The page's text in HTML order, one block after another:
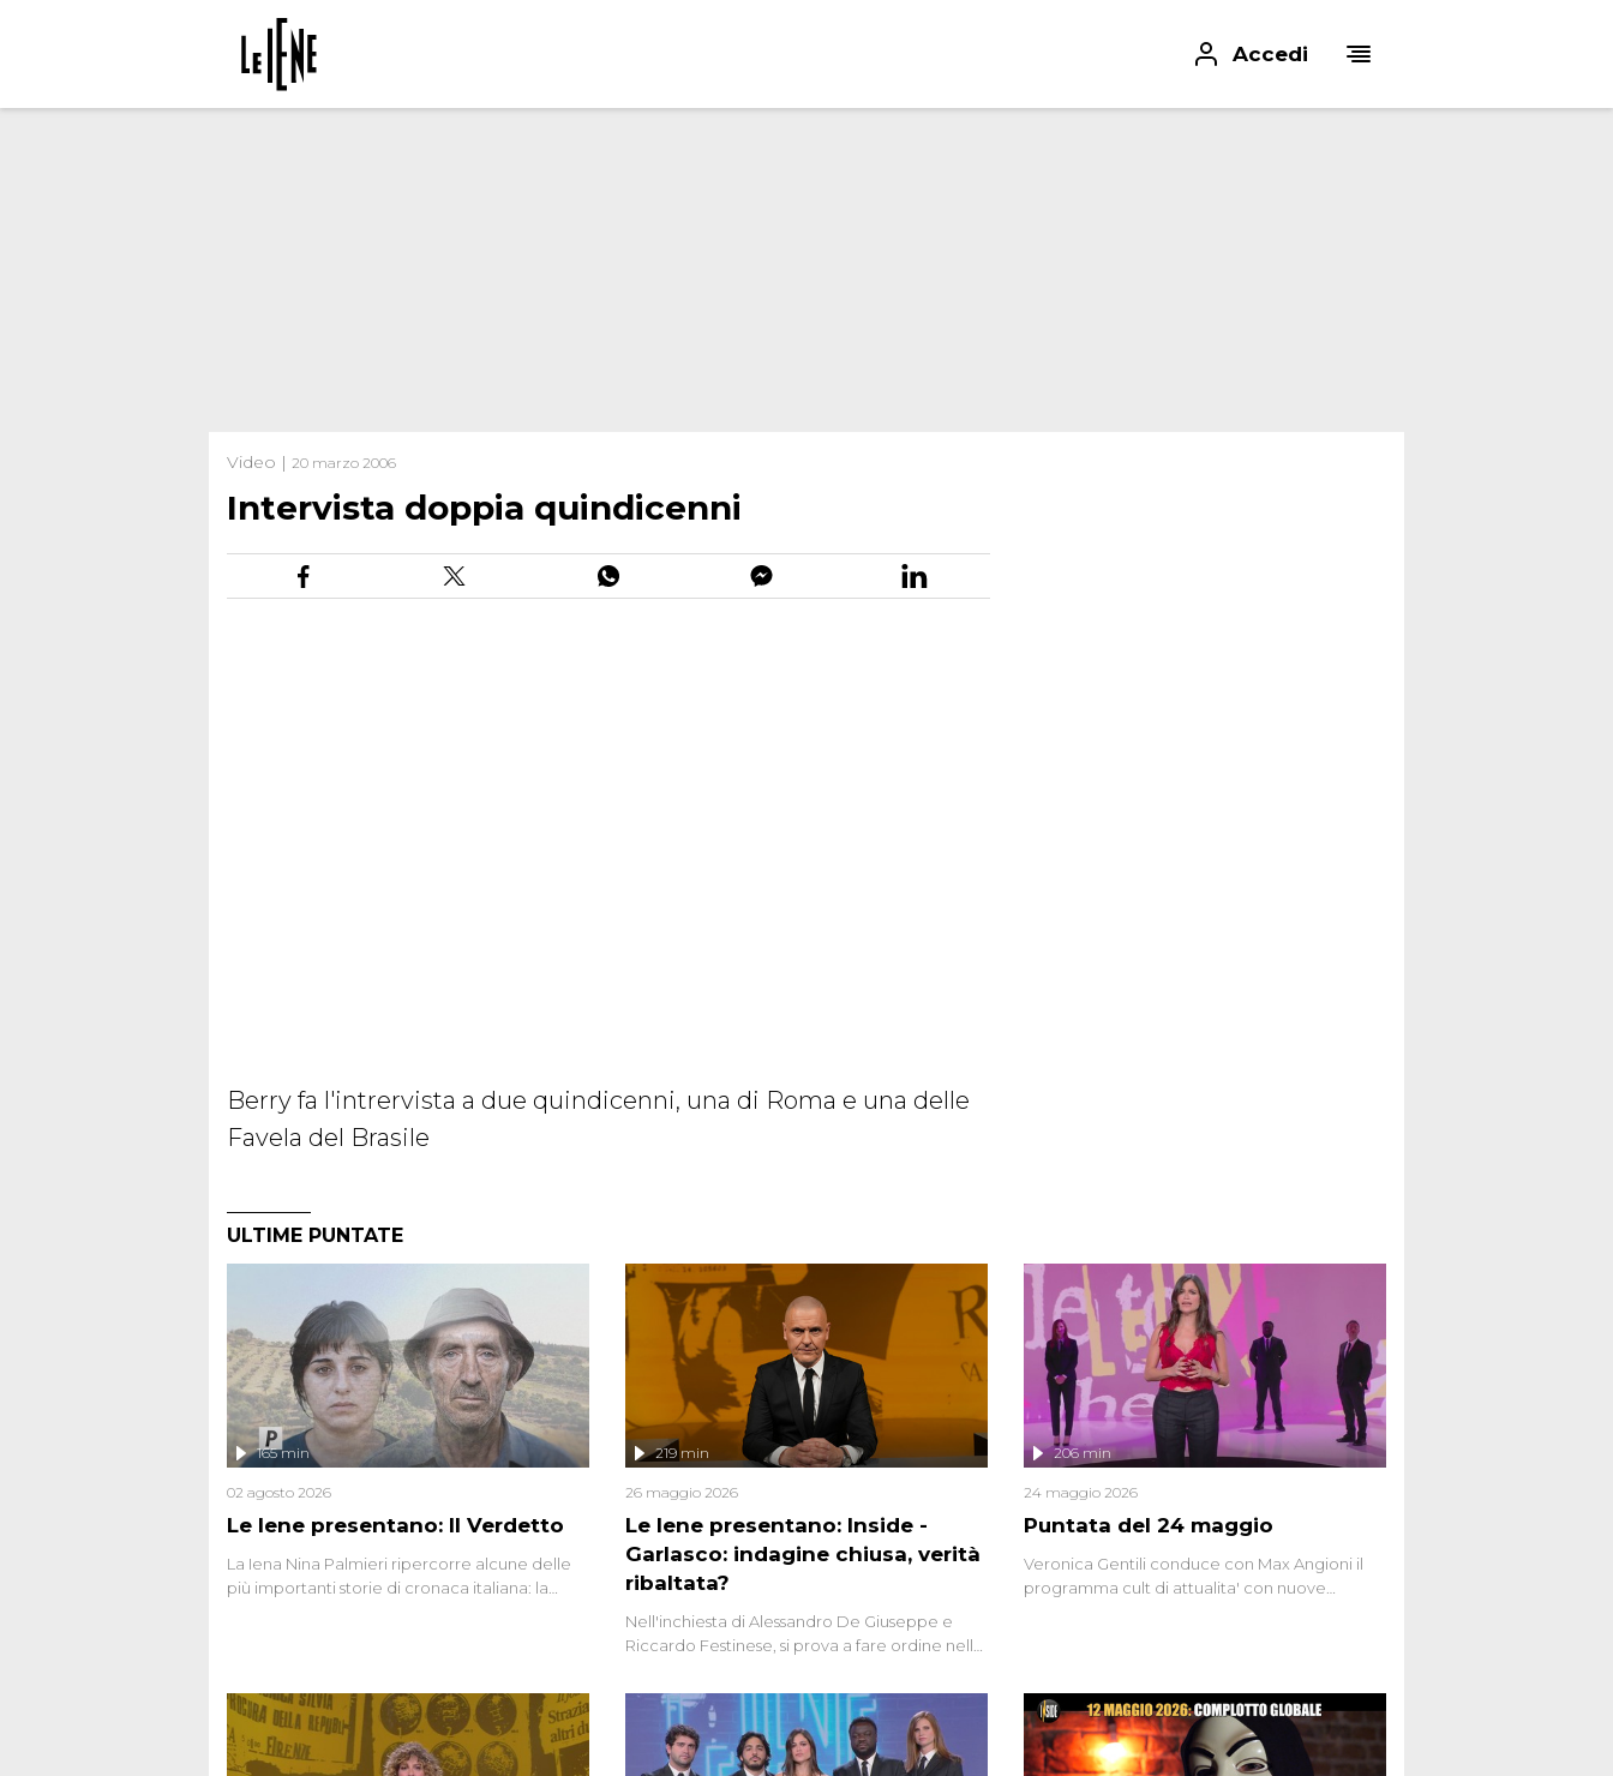
Accedi
Video | 20 marzo 2006
Intervista doppia quindicenni
Berry fa l'intrervista a due quindicenni, una di Roma e una delle
Favela del Brasile
ULTIME PUNTATE
Le Iene presentano: Il Verdetto
165 min
02 agosto 2026
La Iena Nina Palmieri ripercorre alcune delle
più importanti storie di cronaca italiana: la
Le Iene presentano: Inside -
Garlasco: indagine chiusa, verità
ribaltata?
219 min
26 maggio 2026
Nell'inchiesta di Alessandro De Giuseppe e
Riccardo Festinese, si prova a fare ordine nella
continuano a emergere attorno a una delle
vicende giudiziarie più discusse degli ultimi
anni. Lo speciale ricostruisce la vicenda
mettendo in fila testimonianze, errori, dettagli
Puntata del 24 maggio
206 min
24 maggio 2026
Veronica Gentili conduce con Max Angioni il
programma cult di attualita' con nuove